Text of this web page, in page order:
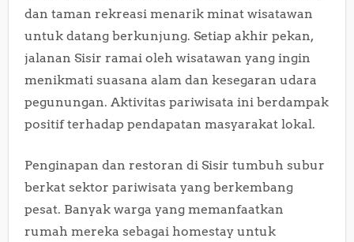
dan taman rekreasi menarik minat wisatawan
untuk datang berkunjung. Setiap akhir pekan,
jalanan Sisir ramai oleh wisatawan yang ingin
menikmati suasana alam dan kesegaran udara
pegunungan. Aktivitas pariwisata ini berdampak
positif terhadap pendapatan masyarakat lokal.
Penginapan dan restoran di Sisir tumbuh subur
berkat sektor pariwisata yang berkembang
pesat. Banyak warga yang memanfaatkan
rumah mereka sebagai homestay untuk